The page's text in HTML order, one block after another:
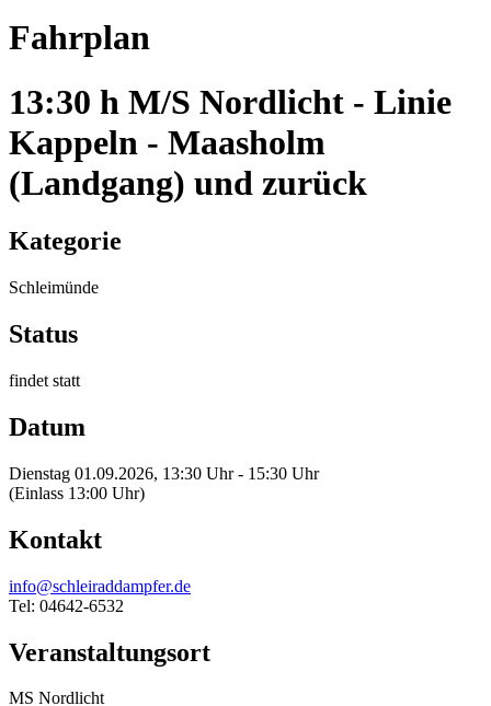
Fahrplan
13:30 h M/S Nordlicht - Linie
Kappeln - Maasholm
(Landgang) und zurück
Kategorie
Schleimünde
Status
findet statt
Datum
Dienstag 01.09.2026, 13:30 Uhr - 15:30 Uhr
(Einlass 13:00 Uhr)
Kontakt
info@schleiraddampfer.de
Tel: 04642-6532
Veranstaltungsort
MS Nordlicht